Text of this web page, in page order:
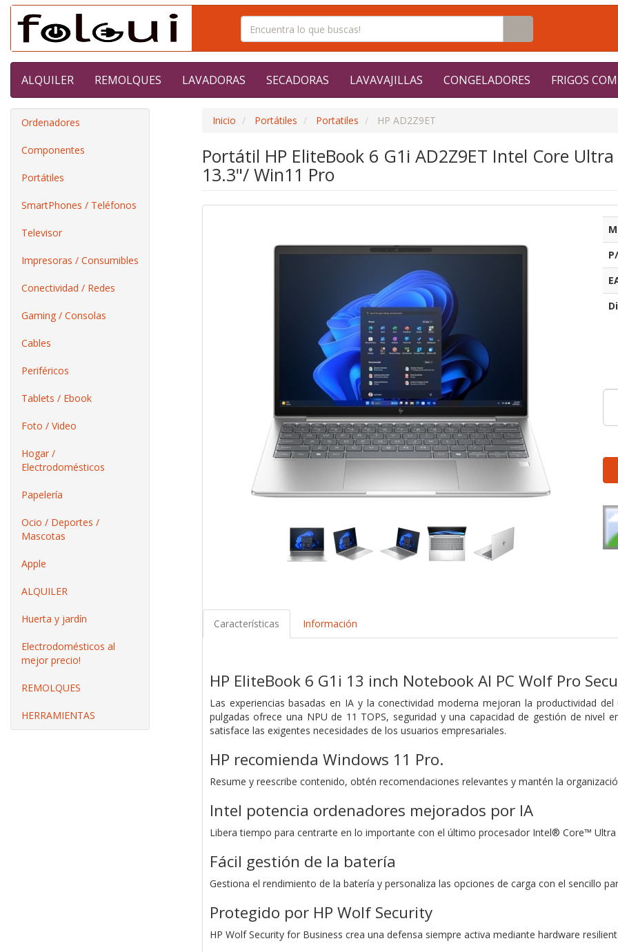
ALQUILER REMOLQUES LAVADORAS SECADORAS LAVAVAJILLAS CONGELADORES FRIGOS
Ordenadores
Componentes
Portátiles
SmartPhones / Teléfonos
Televisor
Impresoras / Consumibles
Conectividad / Redes
Gaming / Consolas
Cables
Periféricos
Tablets / Ebook
Foto / Video
Hogar /
Electrodomésticos
Papelería
Ocio / Deportes /
Mascotas
Apple
ALQUILER
Huerta y jardín
Electrodomésticos al
mejor precio!
REMOLQUES
HERRAMIENTAS
Inicio Portátiles Portatiles HP AD2Z9ET
Portátil HP EliteBook 6 G1i AD2Z9ET Intel Core
13.3"/ Win11 Pro
Características Información
HP EliteBook 6 G1i 13 inch Notebook AI PC Wolf Pro
Las experiencias basadas en IA y la conectividad moderna mejoran la productividad
pulgadas ofrece una NPU de 11 TOPS, seguridad y una capacidad de gestión de nivel
satisface las exigentes necesidades de los usuarios empresariales.
HP recomienda Windows 11 Pro.
Resume y reescribe contenido, obtén recomendaciones relevantes y mantén la
Intel potencia ordenadores mejorados por IA
Libera tiempo para centrarte en lo importante con el último procesador Intel® Core™ Ultra
Fácil gestión de la batería
Gestiona el rendimiento de la batería y personaliza las opciones de carga con el sencillo
Protegido por HP Wolf Security
HP Wolf Security for Business crea una defensa siempre activa mediante hardware